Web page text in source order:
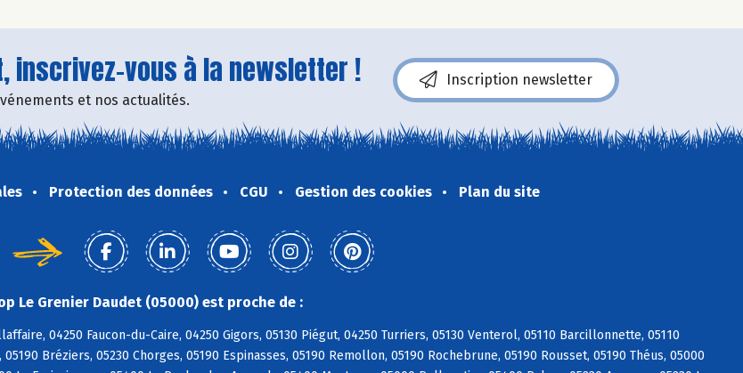
inscrivez-vous à la newsletter !
et nos actualités.
Inscription newsletter
Protection des données CGU Gestion des cookies Plan du site
Le Grenier Daudet (05000) est proche de :
04250 Faucon-du-Caire, 04250 Gigors, 05130 Piégut, 04250 Turriers, 05130 Venterol, 05110 Barcillonnette, 05110
Bréziers, 05230 Chorges, 05190 Espinasses, 05190 Remollon, 05190 Rochebrune, 05190 Rousset, 05190 Théus, 05000